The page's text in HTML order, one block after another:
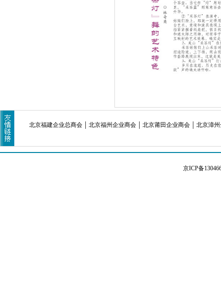
北京福建企业总商会 北京福州企业商会 北京莆田企业商会 北京漳
京ICP备